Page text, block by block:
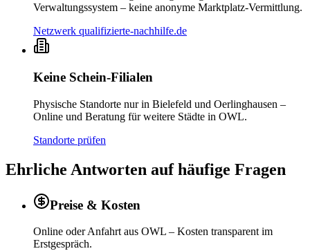
Verwaltungssystem – keine anonyme Marktplatz-Vermittlung.
Netzwerk qualifizierte-nachhilfe.de
Keine Schein-Filialen
Physische Standorte nur in Bielefeld und Oerlinghausen –
Online und Beratung für weitere Städte in OWL.
Standorte prüfen
Ehrliche Antworten auf häufige Fragen
Preise & Kosten
Online oder Anfahrt aus OWL – Kosten transparent im
Erstgespräch.